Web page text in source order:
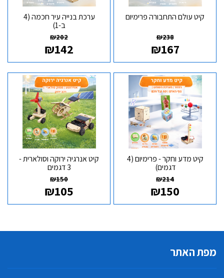
קיט עולם התחבורה פרימיום
₪238
₪167
ערכת בנייה עיר חכמה (4
ב-1)
₪202
₪142
קיט מדע וחקר - פרימיום (4
דגמים)
₪214
₪150
קיט אנרגיה ירוקה וסולארית -
3 דגמים
₪150
₪105
מפת האתר